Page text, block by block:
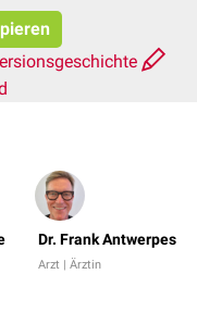
Dr. Frank Antwerpes
Arzt | Ärztin